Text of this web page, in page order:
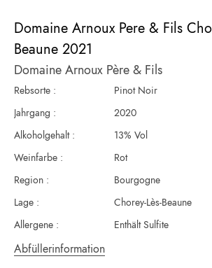
Domaine Arnoux Pere & Fils
Beaune 2021
Domaine Arnoux Père & Fils
Rebsorte :
Pinot Noir
Jahrgang :
2020
Alkoholgehalt :
13% Vol
Weinfarbe :
Rot
Region :
Bourgogne
Lage :
Chorey-Lès-Beaune
Allergene :
Enthält Sulfite
Abfüllerinformation
Anfang
der
Bildergalerie
springen